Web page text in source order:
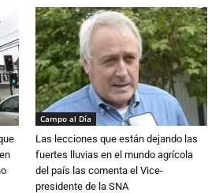
Campo al Día
Las lecciones que están dejando las
fuertes lluvias en el mundo agrícola
del país las comenta el Vice-
presidente de la SNA